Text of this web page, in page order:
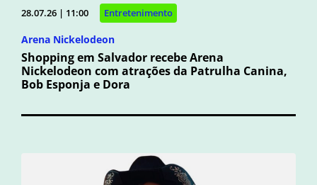
28.07.26 | 11:00 Entretenimento
Arena Nickelodeon
Shopping em Salvador recebe Arena
Nickelodeon com atrações da Patrulha Canina,
Bob Esponja e Dora